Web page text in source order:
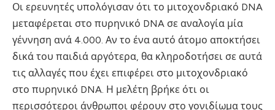
Οι ερευνητές υπολόγισαν ότι το μιτοχονδριακό DNA
μεταφέρεται στο πυρηνικό DNA σε αναλογία μία
γέννηση ανά 4.000. Αν το ένα αυτό άτομο αποκτήσει
δικά του παιδιά αργότερα, θα κληροδοτήσει σε αυτά
τις αλλαγές που έχει επιφέρει στο μιτοχονδριακό
στο πυρηνικό DNA. Η μελέτη βρήκε ότι οι
περισσότεροι άνθρωποι φέρουν στο γονιδίωμα τους